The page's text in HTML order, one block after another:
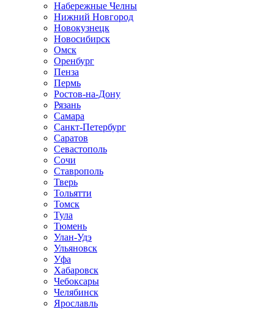
Набережные Челны
Нижний Новгород
Новокузнецк
Новосибирск
Омск
Оренбург
Пенза
Пермь
Ростов-на-Дону
Рязань
Самара
Санкт-Петербург
Саратов
Севастополь
Сочи
Ставрополь
Тверь
Тольятти
Томск
Тула
Тюмень
Улан-Удэ
Ульяновск
Уфа
Хабаровск
Чебоксары
Челябинск
Ярославль